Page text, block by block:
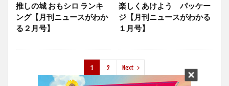
推しの城 おもシロ ランキ
ング【月刊ニュースがわか
る２月号】
楽しくあけよう パッケー
ジ【月刊ニュースがわかる
１月号】
1 2 Next